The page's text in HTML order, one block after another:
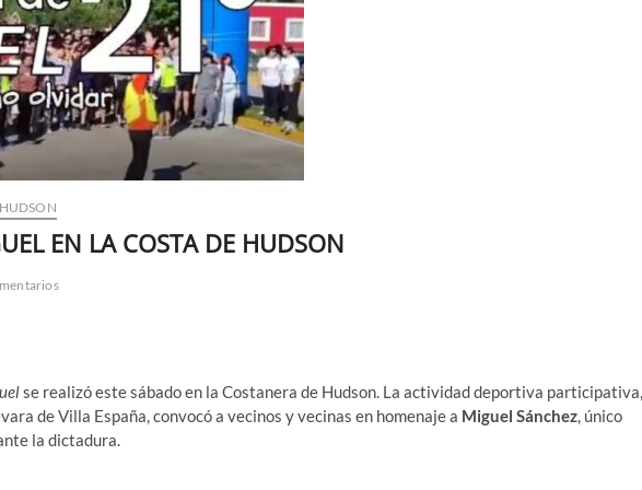
HUDSON
EN LA COSTA DE HUDSON
se realizó este sábado en la Costanera de Hudson. La actividad deportiva participativa,
de Villa España, convocó a vecinos y vecinas en homenaje a Miguel Sánchez, único
la dictadura.